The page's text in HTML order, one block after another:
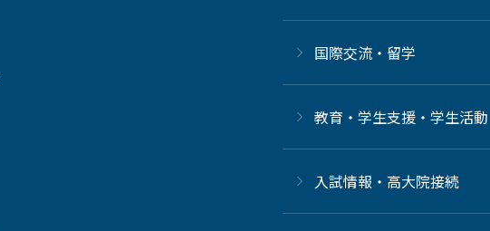
国際交流・留学
教育・学生支援・学生活動
⼊試情報・高大院接続